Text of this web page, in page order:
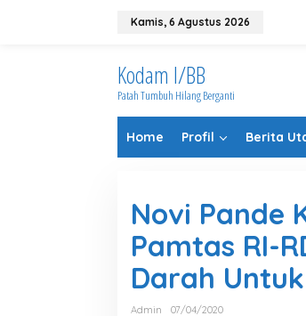
Kamis, 6 Agustus 2026
Kodam I/BB
Patah Tumbuh Hilang Berganti
Home Profil Berita
Novi Pande
Pamtas RI-
Darah
Admin
07/04/2020